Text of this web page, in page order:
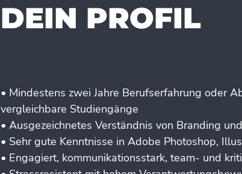
DEIN PROFIL
• Mindestens zwei Jahre Berufserfahrung oder
vergleichbare Studiengänge
• Ausgezeichnetes Verständnis von Branding
• Sehr gute Kenntnisse in Adobe Photoshop,
• Engagiert, kommunikationsstark, team- und